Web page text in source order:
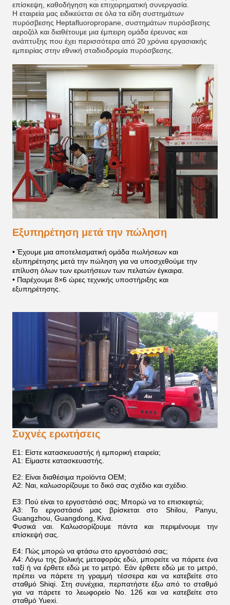
επίσκεψη, καθοδήγηση και επιχειρηματική συνεργασία.
Η εταιρεία μας ειδικεύεται σε όλα τα είδη συστημάτων
πυρόσβεσης Heptafluoropropane, συστημάτων πυρόσβεσης
αεροζόλ και διαθέτουμε μια έμπειρη ομάδα έρευνας και
ανάπτυξης που έχει περισσότερα από 20 χρόνια εργασιακής
εμπειρίας στην εθνική σταδιοδρομία πυρόσβεσης.
Εξυπηρέτηση μετά την πώληση
• Έχουμε μια αποτελεσματική ομάδα πωλήσεων και
εξυπηρέτησης μετά την πώληση για να υποσχεθούμε την
επίλυση όλων των ερωτήσεων των πελατών έγκαιρα.
• Παρέχουμε 8×6 ώρες τεχνικής υποστήριξης και
εξυπηρέτησης.
Συχνές ερωτήσεις
Ε1: Είστε κατασκευαστής ή εμπορική εταιρεία;
Α1: Είμαστε κατασκευαστής.
Ε2: Είναι διαθέσιμα προϊόντα OEM;
Α2: Ναι, καλωσορίζουμε το δικό σας σχέδιο και σχέδιο.
Ε3: Πού είναι το εργοστάσιό σας; Μπορώ να το επισκεφτώ;
Α3: Το εργοστάσιό μας βρίσκεται στο Shilou, Panyu,
Guangzhou, Guangdong, Κίνα.
Φυσικά ναι. Καλωσορίζουμε πάντα και περιμένουμε την
επίσκεψή σας.
Ε4: Πώς μπορώ να φτάσω στο εργοστάσιό σας;
Α4: Λόγω της βολικής μεταφοράς εδώ, μπορείτε να πάρετε ένα
ταξί ή να έρθετε εδώ με το μετρό. Εάν έρθετε εδώ με το μετρό,
πρέπει να πάρετε τη γραμμή τέσσερα και να κατεβείτε στο
σταθμό Shiqi. Στη συνέχεια, περπατήστε έξω από το σταθμό
για να πάρετε το λεωφορείο Νο. 126 και να κατεβείτε στο
σταθμό Yuexi.